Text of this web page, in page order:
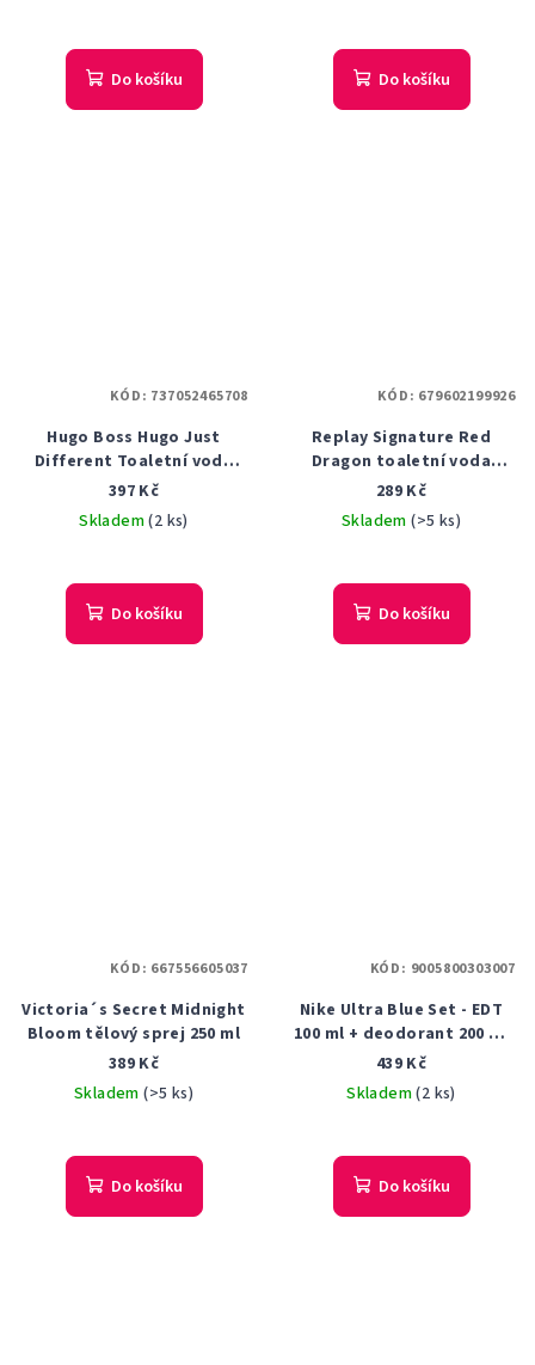
Do košíku Do košíku
Hugo Boss Hugo Just
Different Toaletní voda
8ml
397 Kč
Skladem(2 ks)
Do košíku
KÓD: 737052465708
Replay Signature Red
Dragon toaletní voda
pánská 100 ml - tester
289 Kč
Skladem(>5 ks)
Do košíku
KÓD: 679602199926
Victoria´s Secret Midnight
Bloom tělový sprej 250 ml
389 Kč
Skladem(>5 ks)
Do košíku
KÓD: 667556605037
Nike Ultra Blue Set - EDT
100 ml + deodorant 200 ml
Dárková sada
439 Kč
Skladem(2 ks)
Do košíku
KÓD: 9005800303007